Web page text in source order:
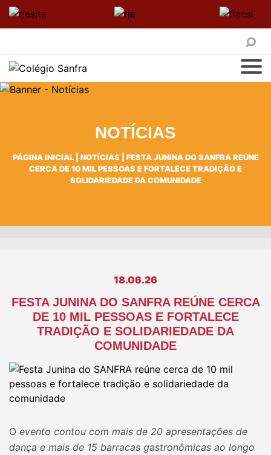
NOTÍCIAS
PÁGINA INICIAL| NOTÍCIAS
FESTA JUNINA DO SANFRA REÚNE
CERCA DE 10 MIL PESSOAS E FORTALECE TRADIÇÃO E
SOLIDARIEDADE DA COMUNIDADE
18.06.26
FESTA JUNINA DO SANFRA REÚNE CERCA
DE 10 MIL PESSOAS E FORTALECE
TRADIÇÃO E SOLIDARIEDADE DA
COMUNIDADE
O evento contou com mais de 20 apresentações de
dança e mais de 15 barracas gastronômicas ao longo